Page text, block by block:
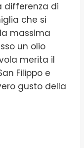
differenza di
che si
massima
un olio
merita il
Filippo e
gusto della